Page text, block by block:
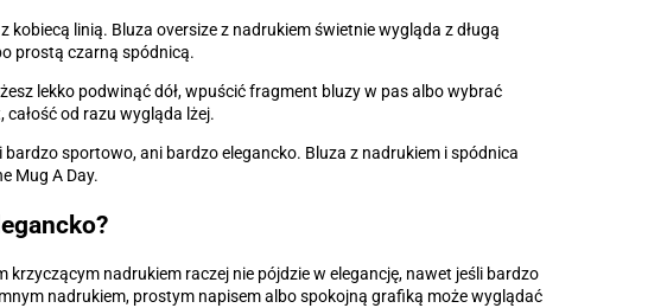
kobiecą linią. Bluza oversize z nadrukiem świetnie wygląda z długą
prostą czarną spódnicą.
lekko podwinąć dół, wpuścić fragment bluzy w pas albo wybrać
od razu wygląda lżej.
sportowo, ani bardzo elegancko. Bluza z nadrukiem i spódnica
Mug A Day.
nadrukiem raczej nie pójdzie w elegancję, nawet jeśli bardzo
nadrukiem, prostym napisem albo spokojną grafiką może wyglądać